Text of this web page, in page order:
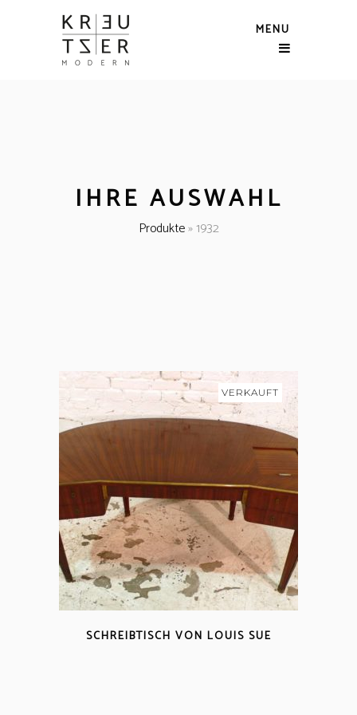
MENU
IHRE AUSWAHL
Produkte»1932
VERKAUFT
SCHREIBTISCH VON LOUIS SUE